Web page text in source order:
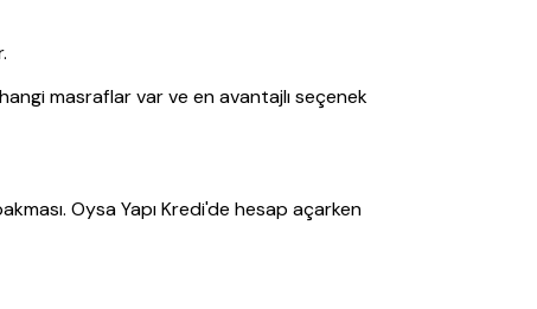
masraflar var ve en avantajlı seçenek
Oysa Yapı Kredi'de hesap açarken